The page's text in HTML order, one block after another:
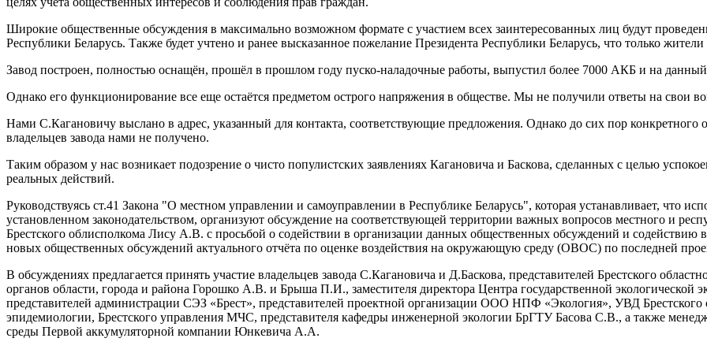
Широкие общественные обсуждения в максимально возможном формате с участием всех заинтересованных лиц будут
Республики Беларусь. Также будет учтено и ранее высказанное пожелание Президента Республики Беларусь, что только жители
Завод построен, полностью оснащён, прошёл в прошлом году пуско-наладочные работы, выпустил более 7000 АКБ и на
Однако его функционирование все еще остаётся предметом острого напряжения в обществе. Мы не получили ответы на свои
Нами С.Кагановичу выслано в адрес, указанный для контакта, соответствующие предложения. Однако до сих пор
владельцев завода нами не получено.
Таким образом у нас возникает подозрение о чисто популистских заявлениях Кагановича и Баскова, сделанных с целью
реальных действий.
Руководствуясь ст.41 Закона "О местном управлении и самоуправлении в Республике Беларусь", которая устанавливает, что
установленном законодательством, организуют обсуждение на соответствующей территории важных вопросов местного и
Брестского облисполкома Лису А.В. с просьбой о содействии в организации данных общественных обсуждений и
новых общественных обсуждений актуального отчёта по оценке воздействия на окружающую среду (ОВОС) по последней
В обсуждениях предлагается принять участие владельцев завода С.Кагановича и Д.Баскова, представителей Брестского
органов области, города и района Горошко А.В. и Брыша П.И., заместителя директора Центра государственной экологической
представителей администрации СЭЗ «Брест», представителей проектной организации ООО НПФ «Экология», УВД Брестского
эпидемиологии, Брестского управления МЧС, представителя кафедры инженерной экологии БрГТУ Басова С.В., а также
среды Первой аккумуляторной компании Юнкевича А.А.